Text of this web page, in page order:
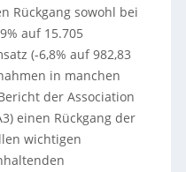
Rückgang sowohl bei
auf 15.705
(-6,8% auf 982,83
in manchen
der Association
einen Rückgang der
wichtigen